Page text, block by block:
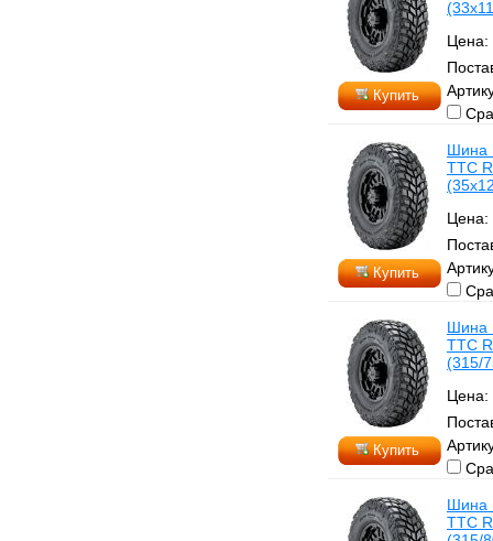
Купить
Цена:
Купить
Шина
TTC
Цена:
Купить
Шина
TTC
(315/
Цена:
Шина
TTC